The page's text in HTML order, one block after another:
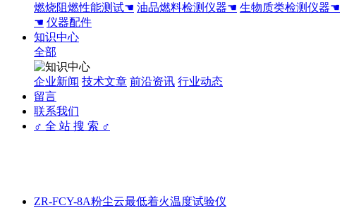
燃烧阻燃性能测试☚ 油品燃料检测仪器☚ 生物质类检测仪器☚
☚ 仪器配件
知识中心
全部
企业新闻 技术文章 前沿资讯 行业动态
留言
联系我们
♂ 全 站 搜 索 ♂
ZR-FCY-8A粉尘云最低着火温度试验仪